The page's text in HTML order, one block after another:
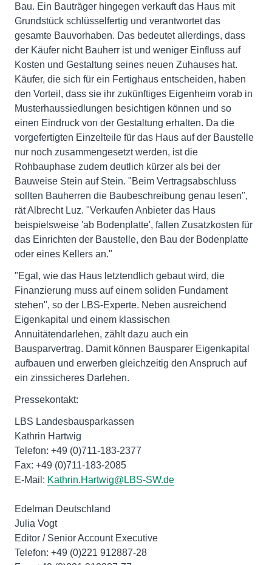
Bau. Ein Bauträger hingegen verkauft das Haus mit
Grundstück schlüsselfertig und verantwortet das
gesamte Bauvorhaben. Das bedeutet allerdings, dass
der Käufer nicht Bauherr ist und weniger Einfluss auf
Kosten und Gestaltung seines neuen Zuhauses hat.
Käufer, die sich für ein Fertighaus entscheiden, haben
den Vorteil, dass sie ihr zukünftiges Eigenheim vorab in
Musterhaussiedlungen besichtigen können und so
einen Eindruck von der Gestaltung erhalten. Da die
vorgefertigten Einzelteile für das Haus auf der Baustelle
nur noch zusammengesetzt werden, ist die
Rohbauphase zudem deutlich kürzer als bei der
Bauweise Stein auf Stein. "Beim Vertragsabschluss
sollten Bauherren die Baubeschreibung genau lesen",
rät Albrecht Luz. "Verkaufen Anbieter das Haus
beispielsweise 'ab Bodenplatte', fallen Zusatzkosten für
das Einrichten der Baustelle, den Bau der Bodenplatte
oder eines Kellers an."
"Egal, wie das Haus letztendlich gebaut wird, die
Finanzierung muss auf einem soliden Fundament
stehen", so der LBS-Experte. Neben ausreichend
Eigenkapital und einem klassischen
Annuitätendarlehen, zählt dazu auch ein
Bausparvertrag. Damit können Bausparer Eigenkapital
aufbauen und erwerben gleichzeitig den Anspruch auf
ein zinssicheres Darlehen.
Pressekontakt:
LBS Landesbausparkassen
Kathrin Hartwig
Telefon: +49 (0)711-183-2377
Fax: +49 (0)711-183-2085
E-Mail: Kathrin.Hartwig@LBS-SW.de
Edelman Deutschland
Julia Vogt
Editor / Senior Account Executive
Telefon: +49 (0)221 912887-28